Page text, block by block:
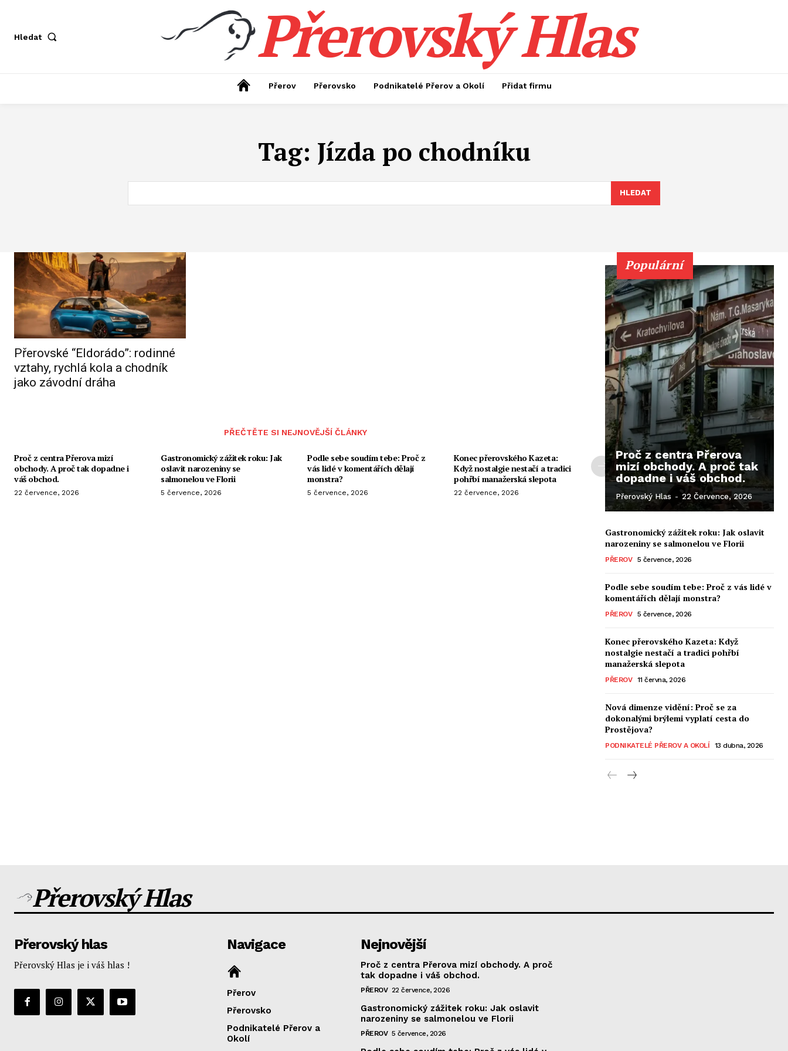
Hledat Přerovský Hlas
Přerov Přerovsko Podnikatelé Přerov a Okolí Přidat firmu
Tag: Jízda po chodníku
HLEDAT
Přerovské “Eldorádo”: rodinné
vztahy, rychlá kola a chodník
jako závodní dráha
PŘEČTĚTE SI NEJNOVĚJŠÍ ČLÁNKY
Proč z centra Přerova mizí
obchody. A proč tak dopadne i
váš obchod.
22 července, 2026
Gastronomický zážitek roku: Jak
oslavit narozeniny se
salmonelou ve Florii
5 července, 2026
Podle sebe soudím tebe: Proč z
vás lidé v komentářích dělají
monstra?
5 července, 2026
Konec přerovského Kazeta:
Když nostalgie nestačí a tradici
pohřbí manažerská slepota
22 července, 2026
Populární
Proč z centra Přerova
mizí obchody. A proč tak
dopadne i váš obchod.
Přerovský Hlas - 22 Července, 2026
Gastronomický zážitek roku: Jak oslavit
narozeniny se salmonelou ve Florii
PŘEROV 5 července, 2026
Podle sebe soudím tebe: Proč z vás lidé v
komentářích dělají monstra?
PŘEROV 5 července, 2026
Konec přerovského Kazeta: Když
nostalgie nestačí a tradici pohřbí
manažerská slepota
PŘEROV 11 června, 2026
Nová dimenze vidění: Proč se za
dokonalými brýlemi vyplatí cesta do
Prostějova?
PODNIKATELÉ PŘEROV A OKOLÍ 13 dubna, 2026
Přerovský Hlas
Přerovský hlas
Přerovský Hlas je i váš hlas !
Navigace
Přerov
Přerovsko
Podnikatelé Přerov a
Okolí
Nejnovější
Proč z centra Přerova mizí obchody. A proč
tak dopadne i váš obchod.
PŘEROV 22 července, 2026
Gastronomický zážitek roku: Jak oslavit
narozeniny se salmonelou ve Florii
PŘEROV 5 července, 2026